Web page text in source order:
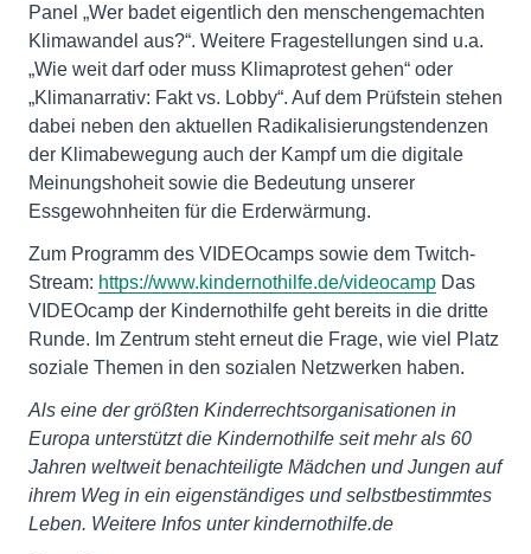
Panel „Wer badet eigentlich den menschengemachten
Klimawandel aus?“. Weitere Fragestellungen sind u.a.
„Wie weit darf oder muss Klimaprotest gehen“ oder
„Klimanarrativ: Fakt vs. Lobby“. Auf dem Prüfstein stehen
dabei neben den aktuellen Radikalisierungstendenzen
der Klimabewegung auch der Kampf um die digitale
Meinungshoheit sowie die Bedeutung unserer
Essgewohnheiten für die Erderwärmung.
Zum Programm des VIDEOcamps sowie dem Twitch-
Stream: https://www.kindernothilfe.de/videocamp Das
VIDEOcamp der Kindernothilfe geht bereits in die dritte
Runde. Im Zentrum steht erneut die Frage, wie viel Platz
soziale Themen in den sozialen Netzwerken haben.
Als eine der größten Kinderrechtsorganisationen in
Europa unterstützt die Kindernothilfe seit mehr als 60
Jahren weltweit benachteiligte Mädchen und Jungen auf
ihrem Weg in ein eigenständiges und selbstbestimmtes
Leben. Weitere Infos unter kindernothilfe.de